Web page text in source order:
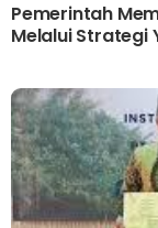
Pemerintah
Melalui Strategi